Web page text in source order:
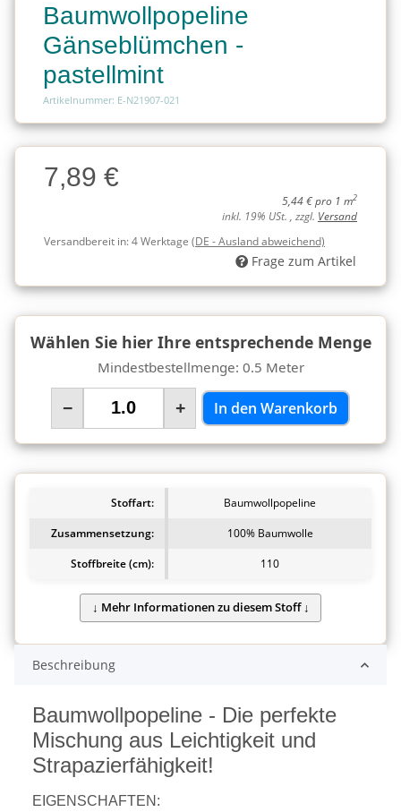
Baumwollpopeline
Gänseblümchen -
pastellmint
Artikelnummer: E-N21907-021
Charge
Charge7,89 €
5,44 € pro 1 m2
inkl. 19% USt. , zzgl. Versand
Versandbereit in:4 Werktage (DE - Ausland abweichend)
Frage zum Artikel
Wählen Sie hier Ihre entsprechende Menge
Mindestbestellmenge: 0.5 Meter
− + In den Warenkorb
Stoffart:
Baumwollpopeline
Zusammensetzung:
100% Baumwolle
Stoffbreite (cm):
110
Beschreibung
Baumwollpopeline - Die perfekte
Mischung aus Leichtigkeit und
Strapazierfähigkeit!
EIGENSCHAFTEN: